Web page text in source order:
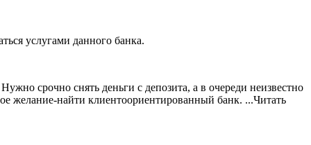
услугами данного банка.
срочно снять деньги с депозита, а в очереди неизвестно
желание-найти клиентоориентированный банк. ...Читать